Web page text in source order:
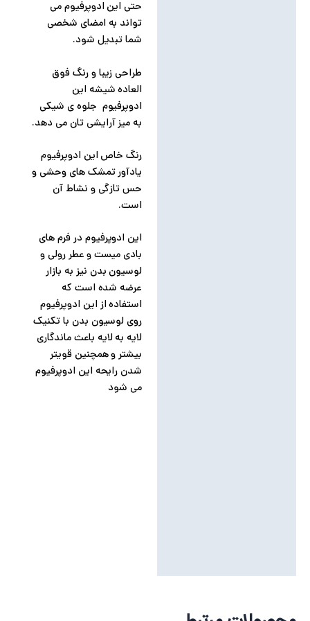
حتی این ادوپرفیوم می
تواند به امضای شخصی
شما تبدیل شود.
طراحی زیبا و رنگ فوق
العاده شیشه این
ادوپرفیوم جلوه ی شیکی
به میز آرایشی تان می دهد.
رنگ خاص این ادوپرفیوم
یادآور تمشک های وحشی و
حس تازگی و نشاط آن
است.
این ادوپرفیوم در فرم های
بادی میست و عطر رولی و
لوسیون بدن نیز به بازار
عرضه شده است که
استفاده از این ادوپرفیوم
روی لوسیون بدن با تکنیک
لایه به لایه باعث ماندگاری
بیشتر و همچنین قویتر
شدن رایحه این ادوپرفیوم
می شود